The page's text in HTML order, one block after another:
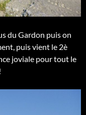
du Gardon puis on
puis vient le 2è
joviale pour tout le